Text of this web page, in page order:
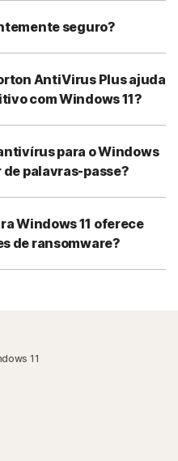
seguro?
AntiVirus Plus ajuda
com Windows 11?
para o Windows
de palavras-passe?
Windows 11 oferece
de ransomware?
11